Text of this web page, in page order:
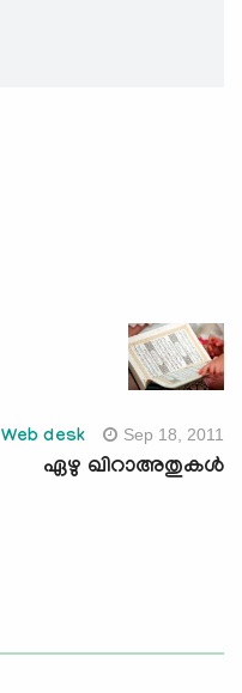
Web desk Sep 18, 2011
ഏഴു ഖിറാഅതുകള്‍